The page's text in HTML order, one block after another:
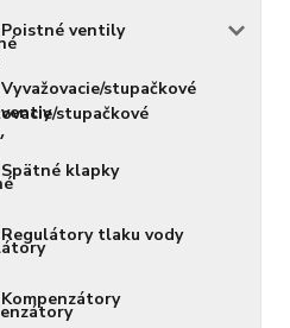
Poistné ventily
Vyvažovacie/stupačkové
ventiy
Spätné klapky
Regulátory tlaku vody
Kompenzátory